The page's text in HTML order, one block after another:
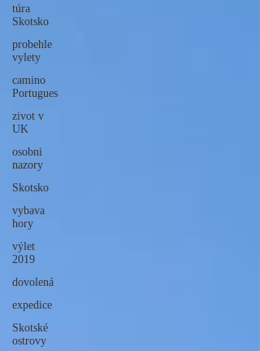
túra
Skotsko
probehle
vylety
camino
Portugues
zivot v
UK
osobni
nazory
Skotsko
vybava
hory
výlet
2019
dovolená
expedice
Skotské
ostrovy